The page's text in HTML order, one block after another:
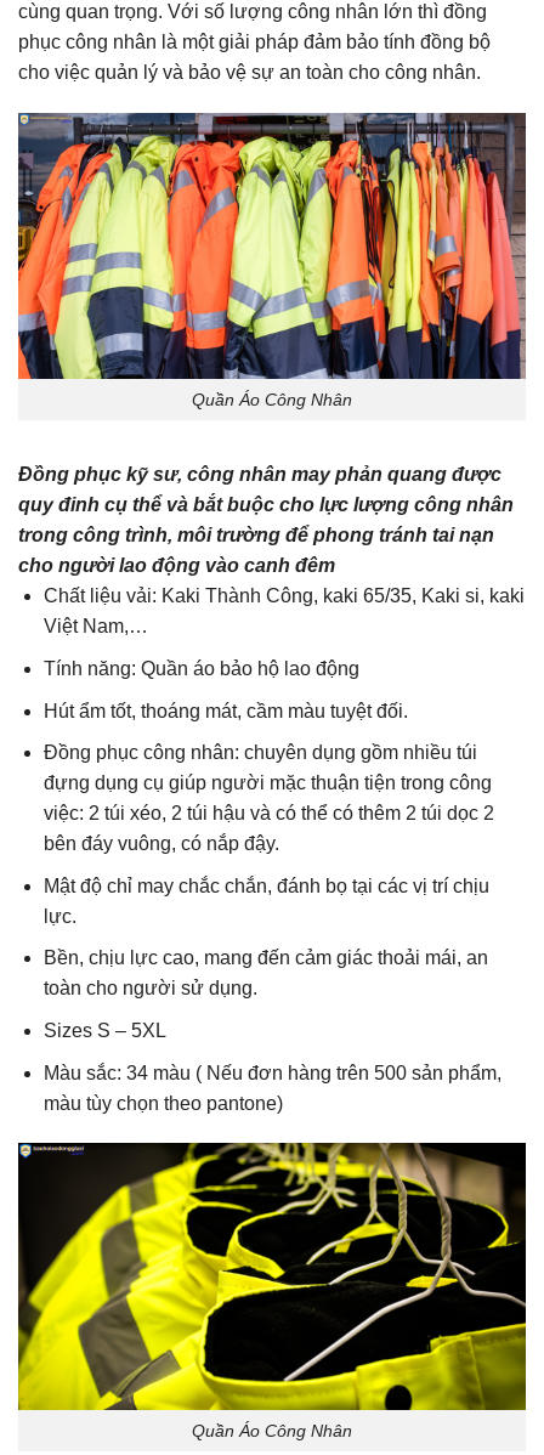
cùng quan trọng. Với số lượng công nhân lớn thì đồng
phục công nhân là một giải pháp đảm bảo tính đồng bộ
cho việc quản lý và bảo vệ sự an toàn cho công nhân.
Quần Áo Công Nhân
Đồng phục kỹ sư, công nhân may phản quang được
quy đinh cụ thể và bắt buộc cho lực lượng công nhân
trong công trình, môi trường để phong tránh tai nạn
cho người lao động vào canh đêm
Chất liệu vải: Kaki Thành Công, kaki 65/35, Kaki si, kaki
Việt Nam,…
Tính năng: Quần áo bảo hộ lao động
Hút ẩm tốt, thoáng mát, cầm màu tuyệt đối.
Đồng phục công nhân: chuyên dụng gồm nhiều túi
đựng dụng cụ giúp người mặc thuận tiện trong công
việc: 2 túi xéo, 2 túi hậu và có thể có thêm 2 túi dọc 2
bên đáy vuông, có nắp đậy.
Mật độ chỉ may chắc chắn, đánh bọ tại các vị trí chịu
lực.
Bền, chịu lực cao, mang đến cảm giác thoải mái, an
toàn cho người sử dụng.
Sizes S – 5XL
Màu sắc: 34 màu ( Nếu đơn hàng trên 500 sản phẩm,
màu tùy chọn theo pantone)
Quần Áo Công Nhân